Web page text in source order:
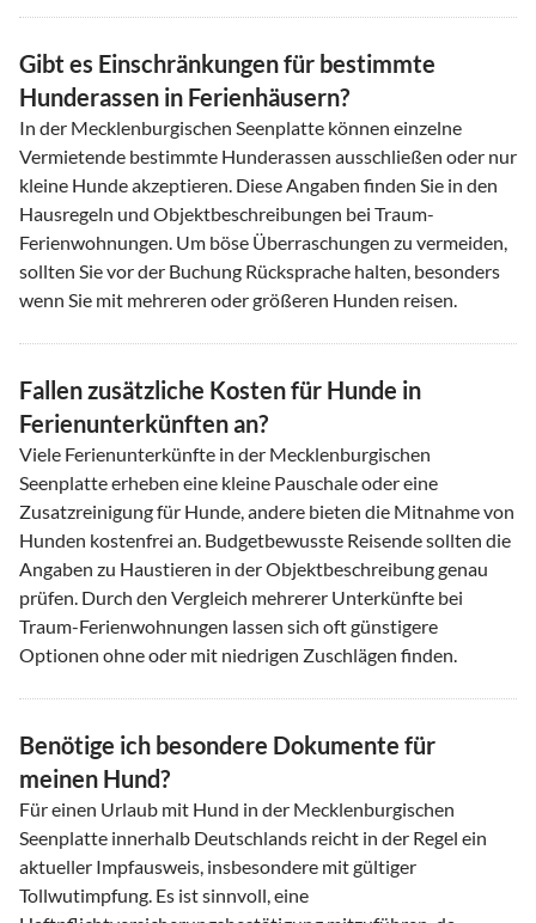
Gibt es Einschränkungen für bestimmte
Hunderassen in Ferienhäusern?
In der Mecklenburgischen Seenplatte können einzelne
Vermietende bestimmte Hunderassen ausschließen oder nur
kleine Hunde akzeptieren. Diese Angaben finden Sie in den
Hausregeln und Objektbeschreibungen bei Traum-
Ferienwohnungen. Um böse Überraschungen zu vermeiden,
sollten Sie vor der Buchung Rücksprache halten, besonders
wenn Sie mit mehreren oder größeren Hunden reisen.
Fallen zusätzliche Kosten für Hunde in
Ferienunterkünften an?
Viele Ferienunterkünfte in der Mecklenburgischen
Seenplatte erheben eine kleine Pauschale oder eine
Zusatzreinigung für Hunde, andere bieten die Mitnahme von
Hunden kostenfrei an. Budgetbewusste Reisende sollten die
Angaben zu Haustieren in der Objektbeschreibung genau
prüfen. Durch den Vergleich mehrerer Unterkünfte bei
Traum-Ferienwohnungen lassen sich oft günstigere
Optionen ohne oder mit niedrigen Zuschlägen finden.
Benötige ich besondere Dokumente für
meinen Hund?
Für einen Urlaub mit Hund in der Mecklenburgischen
Seenplatte innerhalb Deutschlands reicht in der Regel ein
aktueller Impfausweis, insbesondere mit gültiger
Tollwutimpfung. Es ist sinnvoll, eine